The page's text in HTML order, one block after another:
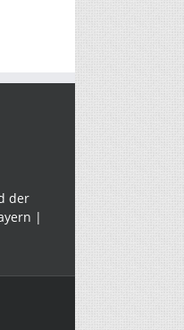
der
|